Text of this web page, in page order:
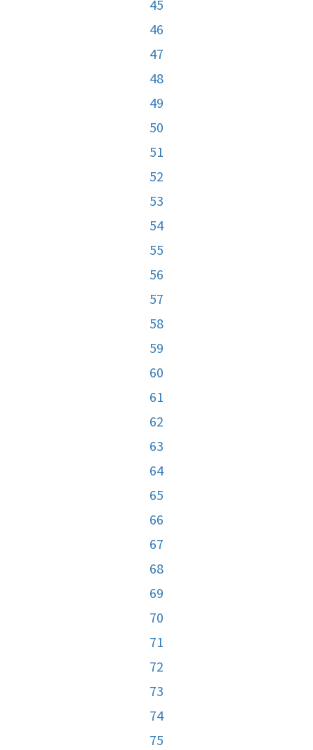
45
46
47
48
49
50
51
52
53
54
55
56
57
58
59
60
61
62
63
64
65
66
67
68
69
70
71
72
73
74
75